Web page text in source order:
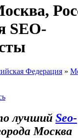
SEO-
Федерация »
лучший Seo-
Москва